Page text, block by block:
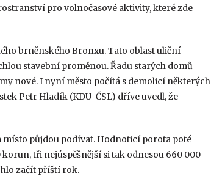
pro volnočasové aktivity, které zde
brněnského Bronxu. Tato oblast uliční
stavební proměnou. Řadu starých domů
nové. I nyní město počítá s demolicí některých
Petr Hladík (KDU-ČSL) dříve uvedl, že
místo půjdou podívat. Hodnoticí porota poté
tři nejúspěšnější si tak odnesou 660 000
začít příští rok.